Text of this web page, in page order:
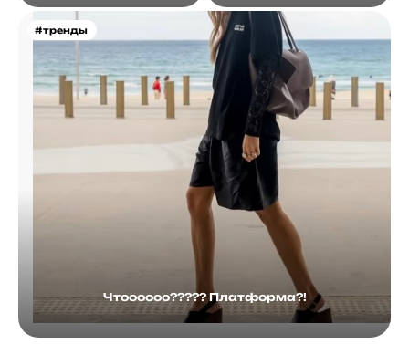
#тренды
Чтоооооо????? Платформа?!